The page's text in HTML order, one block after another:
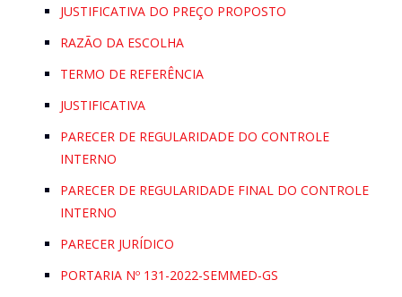
JUSTIFICATIVA DO PREÇO PROPOSTO
RAZÃO DA ESCOLHA
TERMO DE REFERÊNCIA
JUSTIFICATIVA
PARECER DE REGULARIDADE DO CONTROLE
INTERNO
PARECER DE REGULARIDADE FINAL DO CONTROLE
INTERNO
PARECER JURÍDICO
PORTARIA Nº 131-2022-SEMMED-GS